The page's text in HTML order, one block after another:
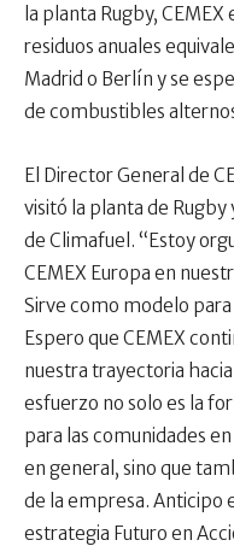
la planta Rugby,
residuos anuales
Madrid o Berlín y se
de combustibles
El Director General de
visitó la planta de
de Climafuel. “Estoy
CEMEX Europa en
Sirve como modelo
Espero que CEMEX
nuestra trayectoria
esfuerzo no solo es la
para las comunidades
en general, sino que
de la empresa. Anticipo
estrategia Futuro en